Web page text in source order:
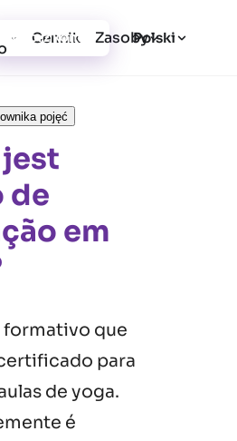
Cennik Zasoby
Utwórz konto Polski
pojęć
de
em
formativo que
para
de yoga.
é